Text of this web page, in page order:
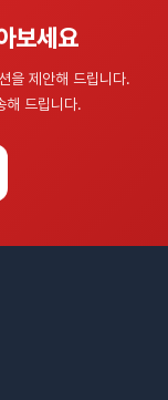
보세요
을 제안해 드립니다.
해 드립니다.